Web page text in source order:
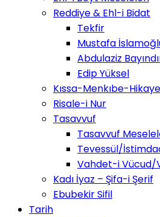
Reddiye & Ehl-i Bidat
Tekfir
Mustafa
Abdulaziz
Edip Yüksel
Kıssa-Menkıbe-Hikaye
Risale-i Nur
Tasavvuf
Tasavvuf
Tevessül/
Vahdet-i Vücud/
Kadı İyaz – Şifa-i Şerif
Ebubekir Sifil
Tarih